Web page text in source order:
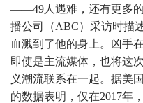
——49人遇难，还有更多
播公司（ABC）采访时描
血溅到了他的身上。凶手
即使是主流媒体，也将这
义潮流联系在一起。据美
的数据表明，仅在2017年